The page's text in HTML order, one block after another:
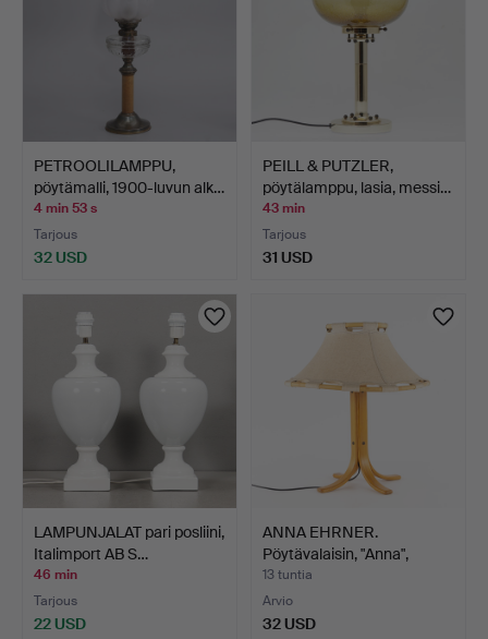
PETROOLILAMPPU,
pöytämalli, 1900-luvun alk…
4 min 53 s
Tarjous
32 USD
PEILL & PUTZLER,
pöytälamppu, lasia, messi…
43 min
Tarjous
31 USD
LAMPUNJALAT pari posliini,
Italimport AB S…
46 min
Tarjous
22 USD
ANNA EHRNER.
Pöytävalaisin, "Anna",
Ateljé…
13 tuntia
Arvio
32 USD